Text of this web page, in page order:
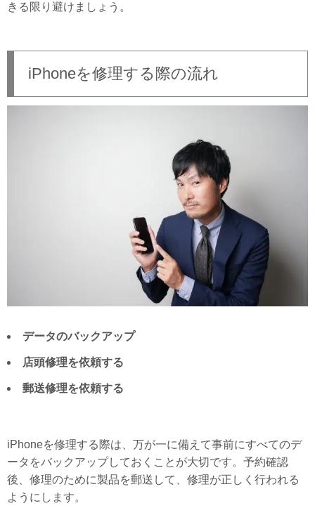
きる限り避けましょう。
iPhoneを修理する際の流れ
データのバックアップ
店頭修理を依頼する
郵送修理を依頼する
iPhoneを修理する際は、万が一に備えて事前にすべてのデ
ータをバックアップしておくことが大切です。予約確認
後、修理のために製品を郵送して、修理が正しく行われる
ようにします。